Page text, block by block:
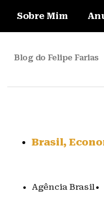
Sobre Mim
Blog do Felipe Farias
Brasil,
Agência Brasil